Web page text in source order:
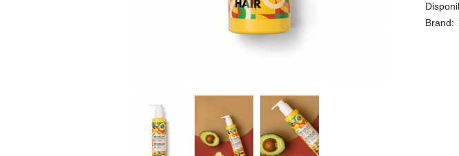
Brand